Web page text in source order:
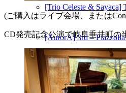
[Trio Celeste & Sayaca]
[AurorA] 3rd –
[AurorA] 2nd – Bajo el
(ご購入はライブ会場、または
CD発売記念公演で岐阜垂井町の